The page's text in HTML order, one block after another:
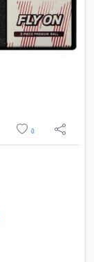
보 및 구매
0
sns 공